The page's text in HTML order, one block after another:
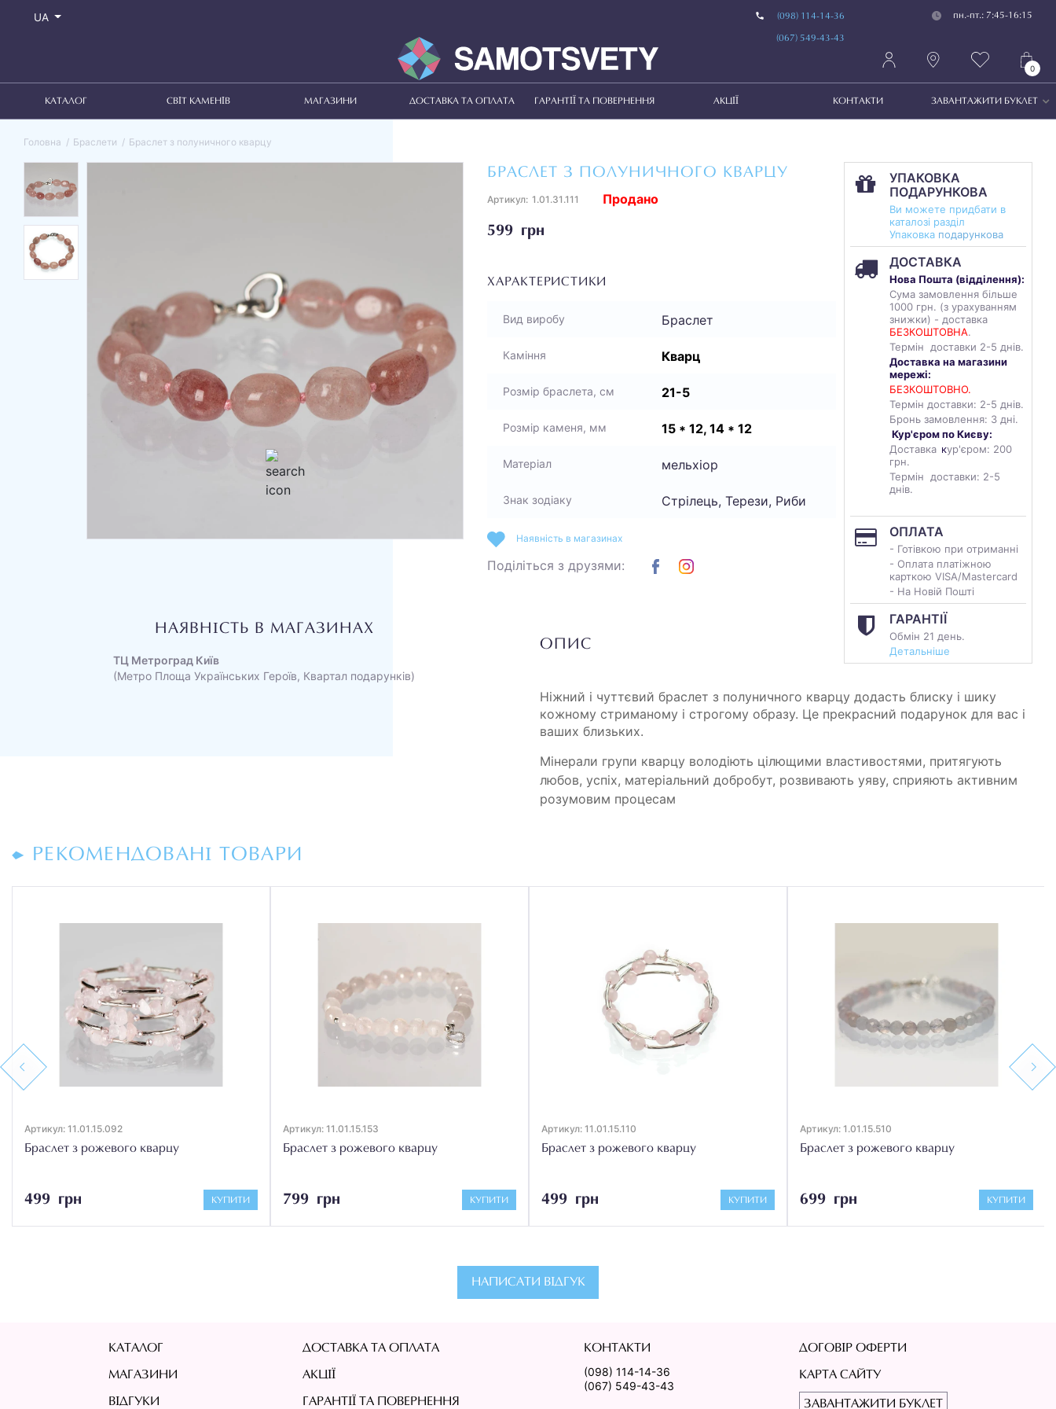
UA (098) 114-14-36
(067) 549-43-43
пн.-пт.: 7:45-16:15
0
КАТАЛОГ СВІТ КАМЕНІВ МАГАЗИНИ ДОСТАВКА ТА ОПЛАТА ГАРАНТІЇ ТА ПОВЕРНЕННЯ АКЦІЇ КОНТАКТИ ЗАВАНТАЖИТИ БУКЛЕТ
Головна Браслети Браслет з полуничного кварцу
БРАСЛЕТ З ПОЛУНИЧНОГО КВАРЦУ
Артикул: 1.01.31.111
599 грн
Продано
ХАРАКТЕРИСТИКИ
Вид виробу Браслет
Каміння Кварц
Розмір браслета, см 21-5
Розмір каменя, мм 15 * 12, 14 * 12
Матеріал мельхіор
Знак зодіаку Стрілець, Терези, Риби
УПАКОВКА
ПОДАРУНКОВА
Ви можете придбати в
каталозі разділ
Упаковка подарункова
ДОСТАВКА
Нова Пошта (відділення):
Сума замовлення більше
1000 грн. (з урахуванням
знижки) - доставка
БЕЗКОШТОВНА.
Термін доставки 2-5 днів.
Доставка на магазини
мережі:
БЕЗКОШТОВНО.
Термін доставки: 2-5 днів.
Бронь замовлення: 3 дні.
Кур'єром по Києву:
Доставка кур'єром: 200
грн.
Термін доставки: 2-5
днів.
ОПЛАТА
- Готівкою при отриманні
- Оплата платіжною
карткою VISA/Mastercard
- На Новій Пошті
ГАРАНТІЇ
Обмін 21 день.
Детальніше
Наявність в магазинах
Поділіться з друзями:
НАЯВНІСТЬ В МАГАЗИНАХ
ТЦ Метроград Київ
(Метро Площа Українських Героїв, Квартал подарунків)
ОПИС
Ніжний і чуттєвий браслет з полуничного кварцу додасть блиску і шику
кожному стриманому і строгому образу. Це прекрасний подарунок для вас і
ваших близьких.
Мінерали групи кварцу володіють цілющими властивостями, притягують
любов, успіх, матеріальний добробут, розвивають уяву, сприяють активним
розумовим процесам
РЕКОМЕНДОВАНІ ТОВАРИ
Previous
Артикул: 11.01.15.092
Браслет з рожевого кварцу
499 грн КУПИТИ
Артикул: 11.01.15.153
Браслет з рожевого кварцу
799 грн КУПИТИ
Артикул: 11.01.15.110
Браслет з рожевого кварцу
499 грн КУПИТИ
Артикул: 1.01.15.510
Браслет з рожевого кварцу
699 грн КУПИТИ
Next
НАПИСАТИ ВІДГУК
КАТАЛОГ
МАГАЗИНИ
ВІДГУКИ
ДОСТАВКА ТА ОПЛАТА
АКЦІЇ
ГАРАНТІЇ ТА ПОВЕРНЕННЯ
КОНТАКТИ
(098) 114-14-36
(067) 549-43-43
ДОГОВІР ОФЕРТИ
КАРТА САЙТУ
ЗАВАНТАЖИТИ БУКЛЕТ